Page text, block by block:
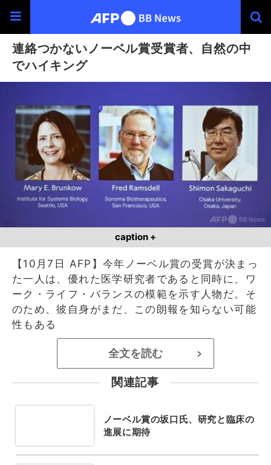
連絡つかないノーベル賞受賞者、自然の中
でハイキング
caption +
【10月7日 AFP】今年ノーベル賞の受賞が決まっ
た一人は、優れた医学研究者であると同時に、ワ
ーク・ライフ・バランスの模範を示す人物だ。そ
のため、彼自身がまだ、この朗報を知らない可能
性もある
全文を読む >
関連記事
ノーベル賞の坂口氏、研究と臨床の
進展に期待